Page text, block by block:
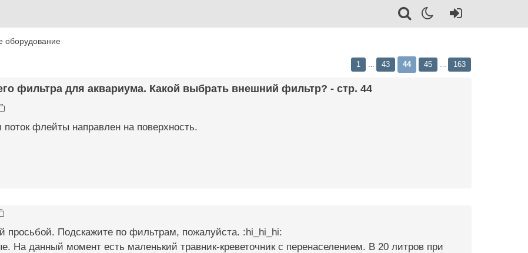
оборудование
1 43 44 45 163
фильтра для аквариума. Какой выбрать внешний фильтр? - стр. 44
поток флейты направлен на поверхность.
просьбой. Подскажите по фильтрам, пожалуйста. :hi_hi_hi:
На данный момент есть маленький травник-креветочник с перенаселением. В 20 литров при